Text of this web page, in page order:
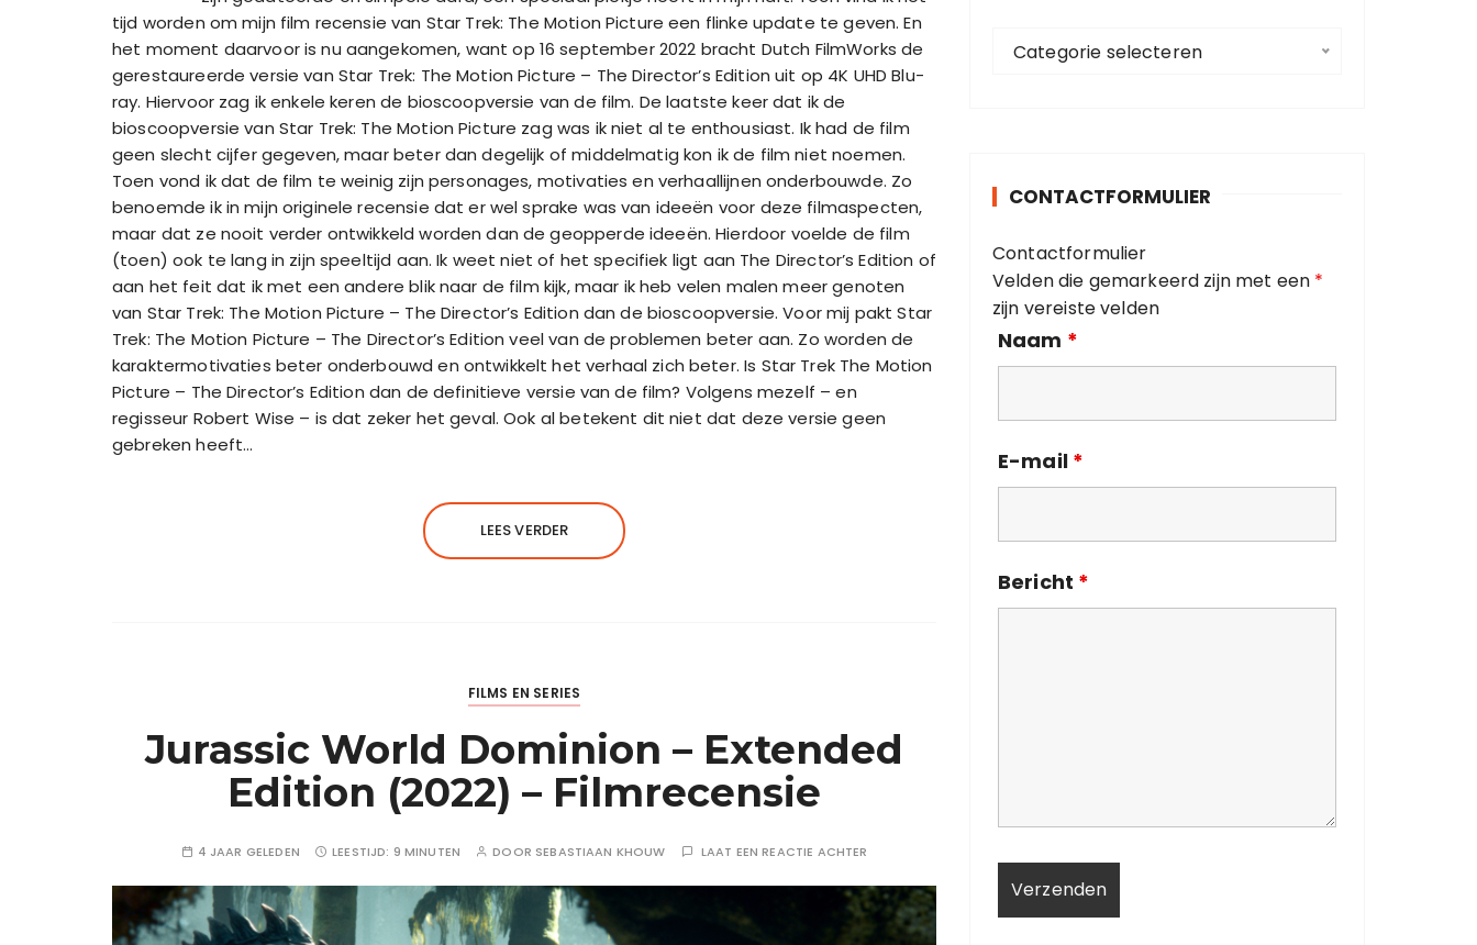
tijd worden om mijn film recensie van Star Trek: The Motion Picture een flinke update te geven. En
het moment daarvoor is nu aangekomen, want op 16 september 2022 bracht Dutch FilmWorks de
gerestaureerde versie van Star Trek: The Motion Picture – The Director’s Edition uit op 4K UHD Blu-
ray. Hiervoor zag ik enkele keren de bioscoopversie van de film. De laatste keer dat ik de
bioscoopversie van Star Trek: The Motion Picture zag was ik niet al te enthousiast. Ik had de film
geen slecht cijfer gegeven, maar beter dan degelijk of middelmatig kon ik de film niet noemen.
Toen vond ik dat de film te weinig zijn personages, motivaties en verhaallijnen onderbouwde. Zo
benoemde ik in mijn originele recensie dat er wel sprake was van ideeën voor deze filmaspecten,
maar dat ze nooit verder ontwikkeld worden dan de geopperde ideeën. Hierdoor voelde de film
(toen) ook te lang in zijn speeltijd aan. Ik weet niet of het specifiek ligt aan The Director’s Edition of
aan het feit dat ik met een andere blik naar de film kijk, maar ik heb velen malen meer genoten
van Star Trek: The Motion Picture – The Director’s Edition dan de bioscoopversie. Voor mij pakt Star
Trek: The Motion Picture – The Director’s Edition veel van de problemen beter aan. Zo worden de
karaktermotivaties beter onderbouwd en ontwikkelt het verhaal zich beter. Is Star Trek The Motion
Picture – The Director’s Edition dan de definitieve versie van de film? Volgens mezelf – en
regisseur Robert Wise – is dat zeker het geval. Ook al betekent dit niet dat deze versie geen
gebreken heeft…
LEES VERDER
FILMS EN SERIES
Jurassic World Dominion – Extended
Edition (2022) – Filmrecensie
4 JAAR GELEDEN LEESTIJD: 9 MINUTEN DOOR SEBASTIAAN KHOUW LAAT EEN REACTIE ACHTER
r
e
ë
n
Categorie selecteren
CONTACTFORMULIER
Contactformulier
Velden die gemarkeerd zijn met een *
zijn vereiste velden
Naam *
E-mail *
Bericht *